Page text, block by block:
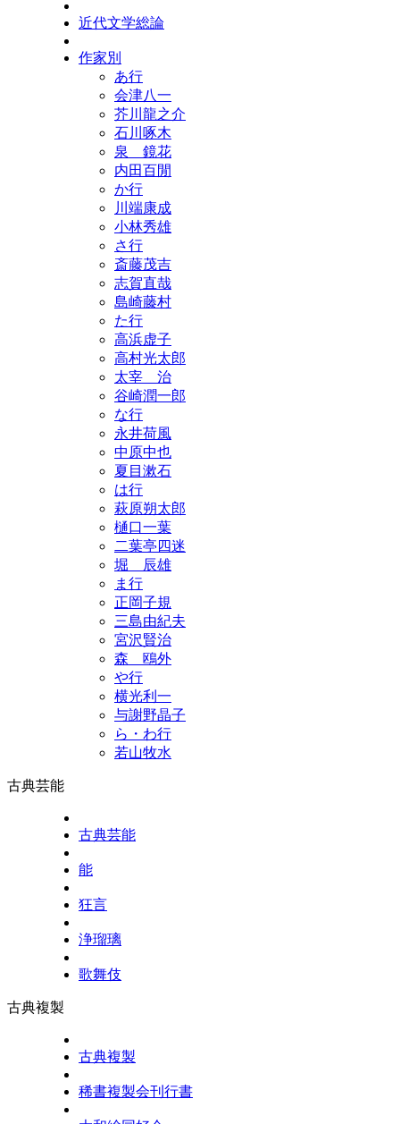
近代文学総論
作家別
あ行
会津八一
芥川龍之介
石川啄木
泉 鏡花
内田百閒
か行
川端康成
小林秀雄
さ行
斎藤茂吉
志賀直哉
島崎藤村
た行
高浜虚子
高村光太郎
太宰 治
谷崎潤一郎
な行
永井荷風
中原中也
夏目漱石
は行
萩原朔太郎
樋口一葉
二葉亭四迷
堀 辰雄
ま行
正岡子規
三島由紀夫
宮沢賢治
森 鴎外
や行
横光利一
与謝野晶子
ら・わ行
若山牧水
古典芸能
古典芸能
能
狂言
浄瑠璃
歌舞伎
古典複製
古典複製
稀書複製会刊行書